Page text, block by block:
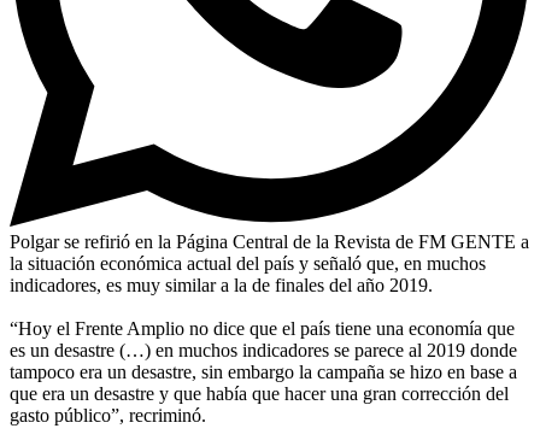
Polgar se refirió en la Página Central de la Revista de FM GENTE a
la situación económica actual del país y señaló que, en muchos
indicadores, es muy similar a la de finales del año 2019.
“Hoy el Frente Amplio no dice que el país tiene una economía que
es un desastre (…) en muchos indicadores se parece al 2019 donde
tampoco era un desastre, sin embargo la campaña se hizo en base a
que era un desastre y que había que hacer una gran corrección del
gasto público”, recriminó.